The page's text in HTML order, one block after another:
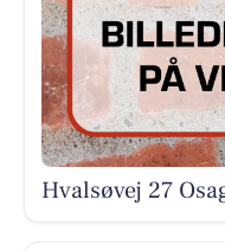
Hvalsøvej 27